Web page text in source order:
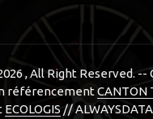
, All Right Reserved. --
référencementCANTON
ECOLOGIS //